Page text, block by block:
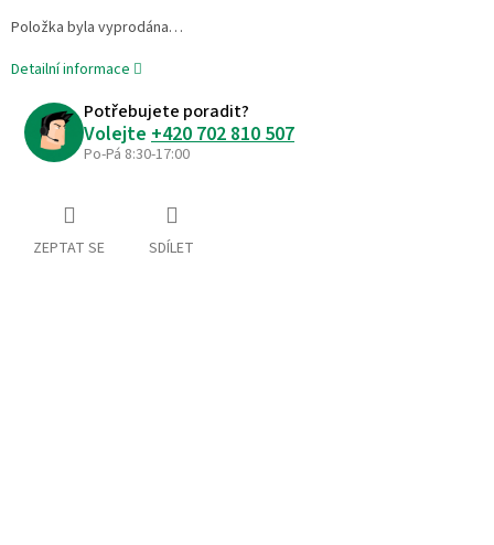
Položka byla vyprodána…
Detailní informace
Potřebujete poradit?
Volejte +420 702 810 507
Po-Pá 8:30-17:00
ZEPTAT SE SDÍLET